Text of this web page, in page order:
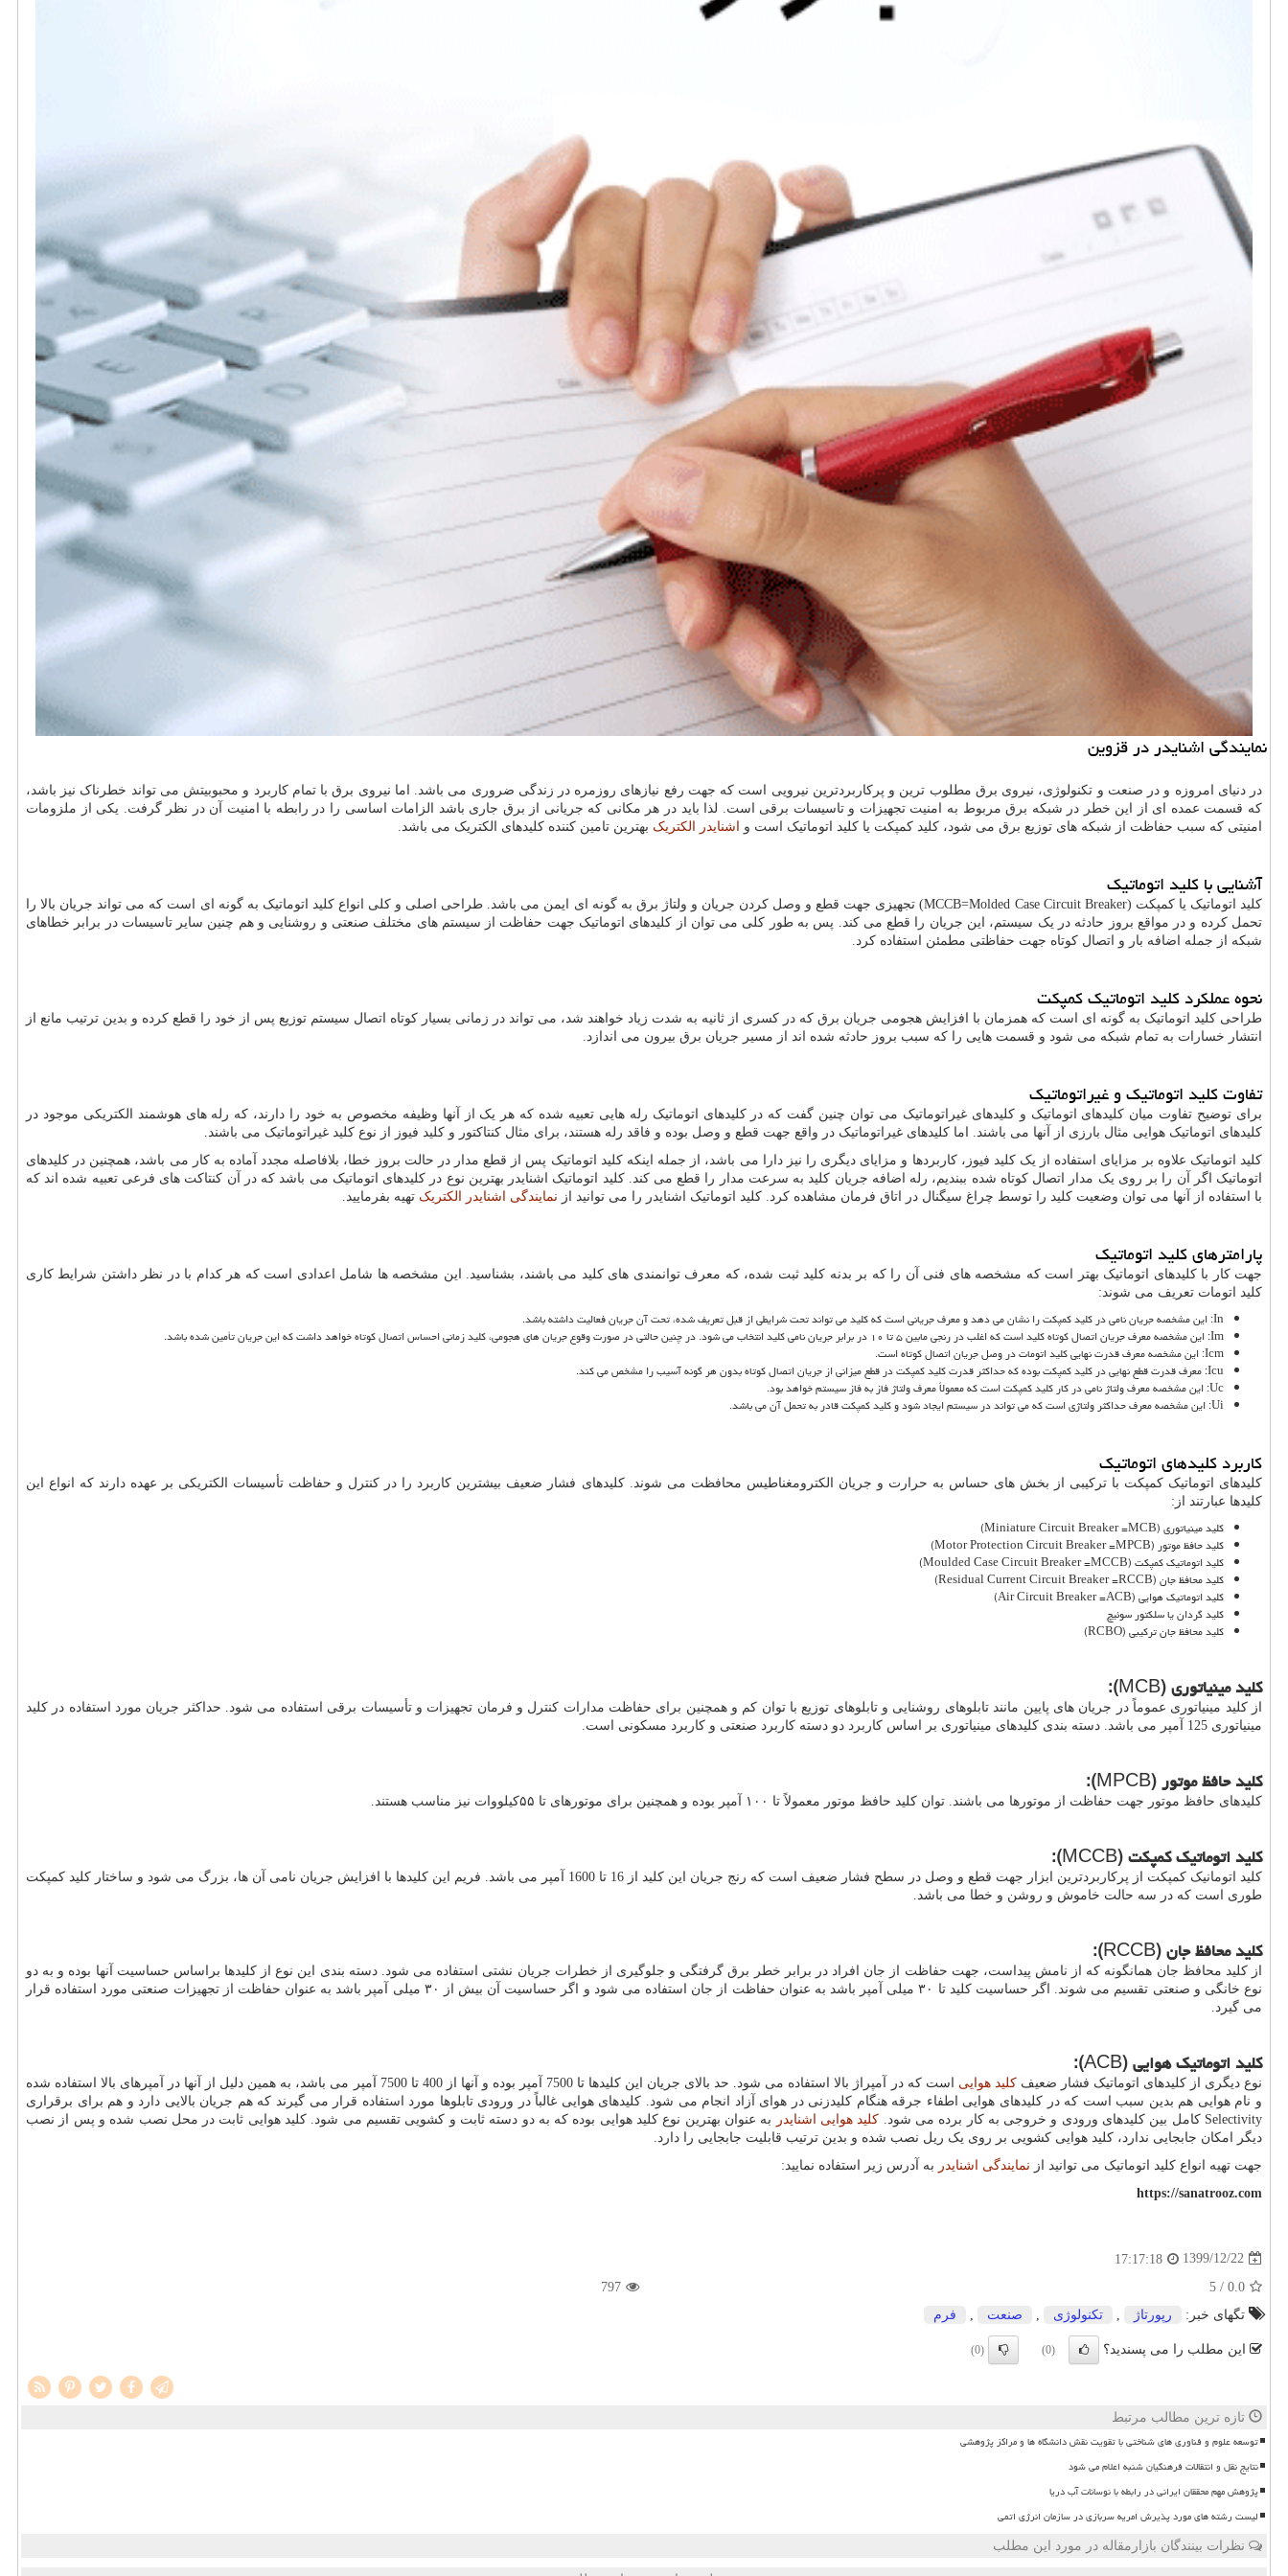
نمایندگی اشنایدر در قزوین
در دنیای امروزه و در صنعت و تکنولوژی، نیروی برق مطلوب ترین و پرکاربردترین نیرویی است که جهت رفع نیازهای روزمره در زندگی ضروری می باشد. اما نیروی برق با تمام کاربرد و محبوبیتش می تواند خطرناک نیز باشد،
که قسمت عمده ای از این خطر در شبکه برق مربوط به امنیت تجهیزات و تاسیسات برقی است. لذا باید در هر مکانی که جریانی از برق جاری باشد الزامات اساسی را در رابطه با امنیت آن در نظر گرفت. یکی از ملزومات
امنیتی که سبب حفاظت از شبکه های توزیع برق می شود، کلید کمپکت یا کلید اتوماتیک است و اشنایدر الکتریک بهترین تامین کننده کلیدهای الکتریک می باشد.
آشنایی با کلید اتوماتیک
کلید اتوماتیک یا کمپکت (Molded Case Circuit Breaker
=
MCCB) تجهیزی جهت قطع و وصل کردن جریان و ولتاژ برق به گونه ای ایمن می باشد. طراحی اصلی و کلی انواع کلید اتوماتیک به گونه ای است که می تواند جریان بالا را
تحمل کرده و در مواقع بروز حادثه در یک سیستم، این جریان را قطع می کند. پس به طور کلی می توان از کلیدهای اتوماتیک جهت حفاظت از سیستم های مختلف صنعتی و روشنایی و هم چنین سایر تاسیسات در برابر خطاهای
شبکه از جمله اضافه بار و اتصال کوتاه جهت حفاظتی مطمئن استفاده کرد.
نحوه عملکرد کلید اتوماتیک کمپکت
طراحی کلید اتوماتیک به گونه ای است که همزمان با افزایش هجومی جریان برق که در کسری از ثانیه به شدت زیاد خواهند شد، می تواند در زمانی بسیار کوتاه اتصال سیستم توزیع پس از خود را قطع کرده و بدین ترتیب مانع از
انتشار خسارات به تمام شبکه می شود و قسمت هایی را که سبب بروز حادثه شده اند از مسیر جریان برق بیرون می اندازد.
تفاوت کلید اتوماتیک و غیراتوماتیک
برای توضیح تفاوت میان کلیدهای اتوماتیک و کلیدهای غیراتوماتیک می توان چنین گفت که در کلیدهای اتوماتیک رله هایی تعبیه شده که هر یک از آنها وظیفه مخصوص به خود را دارند، که رله های هوشمند الکتریکی موجود در
کلیدهای اتوماتیک هوایی مثال بارزی از آنها می باشند. اما کلیدهای غیراتوماتیک در واقع جهت قطع و وصل بوده و فاقد رله هستند، برای مثال کنتاکتور و کلید فیوز از نوع کلید غیراتوماتیک می باشند.
کلید اتوماتیک علاوه بر مزایای استفاده از یک کلید فیوز، کاربردها و مزایای دیگری را نیز دارا می باشد، از جمله اینکه کلید اتوماتیک پس از قطع مدار در حالت بروز خطا، بلافاصله مجدد آماده به کار می باشد، همچنین در کلیدهای
اتوماتیک اگر آن را بر روی یک مدار اتصال کوتاه شده ببندیم، رله اضافه جریان کلید به سرعت مدار را قطع می کند. کلید اتوماتیک اشنایدر بهترین نوع در کلیدهای اتوماتیک می باشد که در آن کنتاکت های فرعی تعبیه شده اند که
با استفاده از آنها می توان وضعیت کلید را توسط چراغ سیگنال در اتاق فرمان مشاهده کرد. کلید اتوماتیک اشنایدر را می توانید از نمایندگی اشنایدر الکتریک تهیه بفرمایید.
پارامترهای کلید اتوماتیک
جهت کار با کلیدهای اتوماتیک بهتر است که مشخصه های فنی آن را که بر بدنه کلید ثبت شده، که معرف توانمندی ‌های کلید می باشند، بشناسید. این مشخصه ها شامل اعدادی است که هر کدام با در نظر داشتن شرایط کاری
کلید اتومات تعریف می شوند:
In: این مشخصه جریان نامی در کلید کمپکت را نشان می دهد و معرف جریانی است که کلید می تواند تحت شرایطی از قبل تعریف شده، تحت آن جریان فعالیت داشته باشد.
Im: این مشخصه معرف جریان اتصال کوتاه کلید است که اغلب در رنجی مابین ۵ تا ۱۰ در برابر جریان نامی کلید انتخاب می شود. در چنین حالتی در صورت وقوع جریان های هجومی، کلید زمانی احساس اتصال کوتاه خواهد داشت که این جریان تأمین شده باشد.
Icm: این مشخصه معرف قدرت نهایی کلید اتومات در وصل جریان اتصال کوتاه است.
Icu: معرف قدرت قطع نهایی در کلید کمپکت بوده که حداکثر قدرت کلید کمپکت در قطع میزانی از جریان اتصال کوتاه بدون هر گونه آسیب را مشخص می کند.
Uc: این مشخصه معرف ولتاژ نامی در کار کلید کمپکت است که معمولاً معرف ولتاژ فاز به فاز سیستم خواهد بود.
Ui: این مشخصه معرف حداکثر ولتاژی است که می تواند در سیستم ایجاد شود و کلید کمپکت قادر به تحمل آن می باشد.
کاربرد کلیدهای اتوماتیک
کلیدهای اتوماتیک کمپکت با ترکیبی از بخش های حساس به حرارت و جریان الکترومغناطیس محافظت می شوند. کلیدهای فشار ضعیف بیشترین کاربرد را در کنترل و حفاظت تأسیسات الکتریکی بر عهده دارند که انواع این
کلیدها عبارتند از:
کلید مینیاتوری (MCB
=
Miniature Circuit Breaker
)
کلید حافظ موتور (MPCB
=
Motor Protection Circuit Breaker
)
کلید اتوماتیک کمپکت (MCCB
=
Moulded Case Circuit Breaker
)
کلید محافظ جان (RCCB
=
Residual Current Circuit Breaker
)
کلید اتوماتیک هوایی (ACB
=
Air Circuit Breaker
)
کلید گردان یا سلکتور سوئیچ
کلید محافظ جان ترکیبی (RCBO
)
کلید مینیاتوری (MCB
):
از کلید مینیاتوری عموماً در جریان های پایین مانند تابلوهای روشنایی و تابلوهای توزیع با توان کم و همچنین برای حفاظت مدارات کنترل و فرمان تجهیزات و تأسیسات برقی استفاده می شود. حداکثر جریان مورد استفاده در کلید
مینیاتوری 125 آمپر می باشد. دسته بندی کلیدهای مینیاتوری بر اساس کاربرد دو دسته کاربرد صنعتی و کاربرد مسکونی است.
کلید حافظ موتور (MPCB
):
کلیدهای حافظ موتور جهت حفاظت از موتورها می باشند. توان کلید حافظ موتور معمولاً تا ۱۰۰ آمپر بوده و همچنين برای موتورهای تا ۵۵کیلووات نیز مناسب هستند.
کلید اتوماتیک کمپکت (MCCB
):
کلید اتومانیک کمپکت از پرکاربردترین ابزار جهت قطع و وصل در سطح فشار ضعیف است که رنج جریان این کلید از 16 تا 1600 آمپر می باشد. فریم این کلیدها با افزایش جریان نامی آن ها، بزرگ می شود و ساختار کلید کمپکت
طوری است که در سه حالت خاموش و روشن و خطا می باشد.
کلید محافظ جان (RCCB
):
از کلید محافظ جان همانگونه که از نامش پیداست، جهت حفاظت از جان افراد در برابر خطر برق گرفتگی و جلوگیری از خطرات جریان نشتی استفاده می شود. دسته بندی این نوع از کلیدها براساس حساسیت آنها بوده و به دو
نوع خانگی و صنعتی تقسیم می شوند. اگر حساسیت کلید تا ۳۰ میلی آمپر باشد به عنوان حفاظت از جان استفاده می شود و اگر حساسیت آن بیش از ۳۰ میلی آمپر باشد به عنوان حفاظت از تجهیزات صنعتی مورد استفاده قرار
می گیرد.
کلید اتوماتیک هوایی (ACB
):
نوع دیگری از کلیدهای اتوماتیک فشار ضعیفکلید هوایی
است که در آمپراژ بالا استفاده می شود. حد بالای جریان این کلیدها تا 7500 آمپر بوده و آنها از 400 تا 7500 آمپر می باشد، به همین دلیل از آنها در آمپرهای بالا استفاده شده
و نام هوایی هم بدین سبب است که در کلیدهای هوایی اطفاء جرقه هنگام کلیدزنی در هوای آزاد انجام می شود. کلیدهای هوایی غالباً در ورودی تابلوها مورد استفاده قرار می گیرند که هم جریان بالایی دارد و هم برای برقراری
Selectivity کامل بین کلیدهای ورودی و خروجی به کار برده می شود. کلید هوایی اشنایدر
به عنوان بهترین نوع کلید هوایی بوده که به دو دسته ثابت و کشویی تقسیم می شود. کلید هوایی ثابت در محل نصب شده و پس از نصب
دیگر امکان جابجایی ندارد، کلید هوایی کشویی بر روی یک ریل نصب شده و بدین ترتیب قابلیت جابجایی را دارد.
جهت تهیه انواع کلید اتوماتیک می توانید از نمایندگی اشنایدر به آدرس زیر استفاده نمایید:
https://sanatrooz.com
1399/12/22
17:17:18
0.0
/ 5
797
تگهای خبر:
رپورتاژ تكنولوژی صنعت فرم
این مطلب را می پسندید؟ (0)
(0)
تازه ترین مطالب مرتبط
توسعه علوم و فناوری های شناختی با تقویت نقش دانشگاه ها و مراکز پژوهشی
نتایج نقل و انتقالات فرهنگیان شنبه اعلام می شود
پژوهش مهم محققان ایرانی در رابطه با نوسانات آب دریا
لیست رشته های مورد پذیرش امریه سربازی در سازمان انرژی اتمی
نظرات بینندگان بازارمقاله در مورد این مطلب